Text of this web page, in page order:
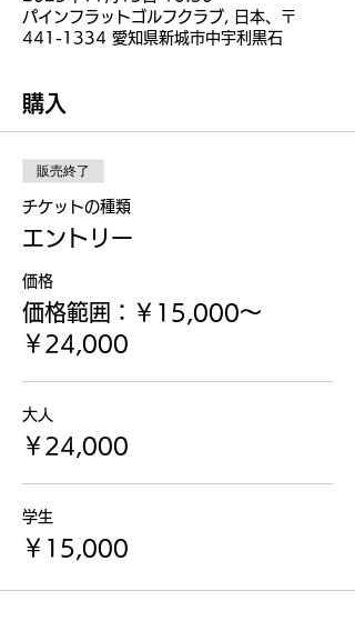
パインフラットゴルフクラブ, 日本、〒
441-1334 愛知県新城市中宇利黒石
購入
販売終了
チケットの種類
エントリー
価格
価格範囲：￥15,000〜
￥24,000
大人
￥24,000
学生
￥15,000